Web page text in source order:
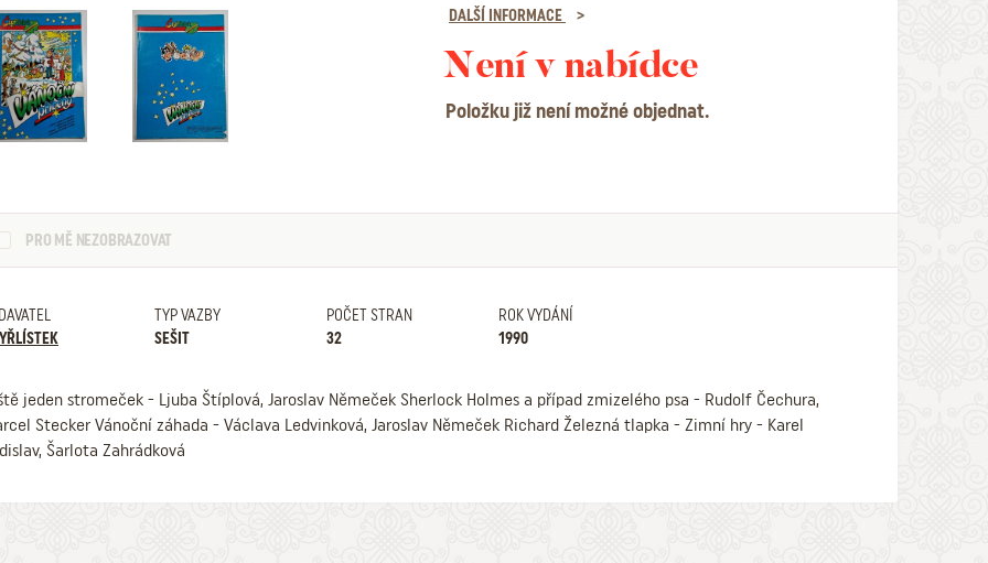
DALŠÍ INFORMACE
Není v nabídce
Položku již není možné objednat.
PRO MĚ NEZOBRAZOVAT
TYP VAZBY
SEŠIT
POČET STRAN
32
ROK VYDÁNÍ
1990
jeden stromeček - Ljuba Štíplová, Jaroslav Němeček Sherlock Holmes a případ zmizelého psa - Rudolf Čechura,
Stecker Vánoční záhada - Václava Ledvinková, Jaroslav Němeček Richard Železná tlapka - Zimní hry - Karel
Šarlota Zahrádková